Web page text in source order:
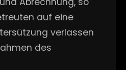
auf eine
verlassen
des